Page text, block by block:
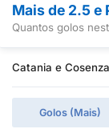
Mais de 2.5 e
Quantos golos
Catania e
Golos (Mais)